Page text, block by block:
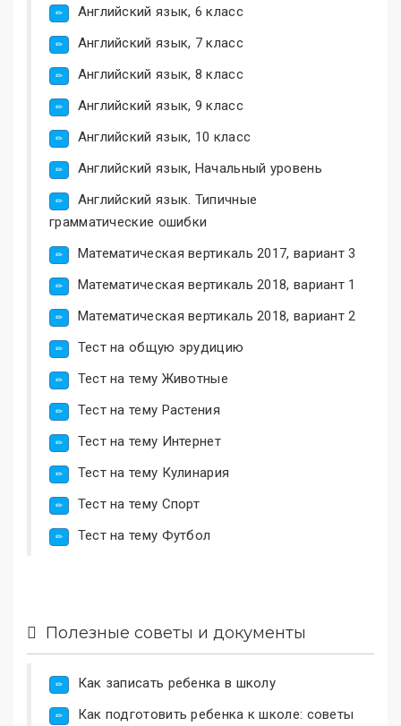
Английский язык, 6 класс
Английский язык, 7 класс
Английский язык, 8 класс
Английский язык, 9 класс
Английский язык, 10 класс
Английский язык, Начальный уровень
Английский язык. Типичные
грамматические ошибки
Математическая вертикаль 2017, вариант 3
Математическая вертикаль 2018, вариант 1
Математическая вертикаль 2018, вариант 2
Тест на общую эрудицию
Тест на тему Животные
Тест на тему Растения
Тест на тему Интернет
Тест на тему Кулинария
Тест на тему Спорт
Тест на тему Футбол
Полезные советы и документы
Как записать ребенка в школу
Как подготовить ребенка к школе: советы